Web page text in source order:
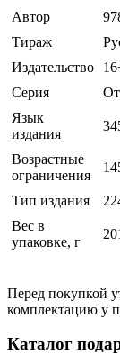
Автор
Тираж
Издательство
Серия
Язык
издания
Возрастные
ограничения
Тип издания
Вес в
упаковке, г
Перед покупкой
комплектацию у
Каталог